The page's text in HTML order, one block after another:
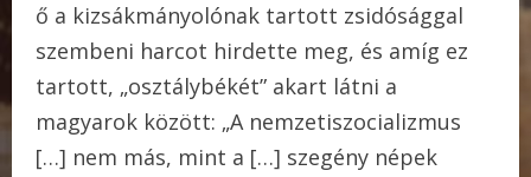
ő a kizsákmányolónak tartott zsidósággal
szembeni harcot hirdette meg, és amíg ez
tartott, „osztálybékét” akart látni a
magyarok között: „A nemzetiszocializmus
[…] nem más, mint a […] szegény népek